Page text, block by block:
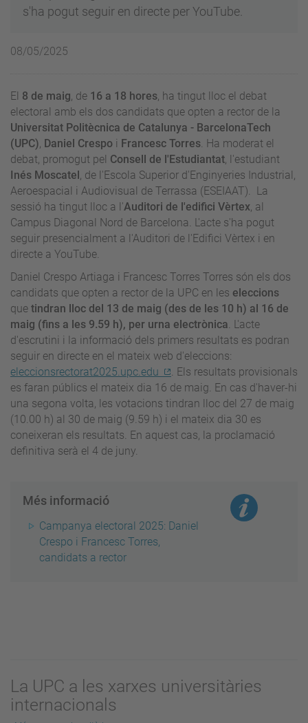
s'ha pogut seguir en directe per YouTube.
08/05/2025
El 8 de maig, de 16 a 18 hores, ha tingut lloc el debat
electoral amb els dos candidats que opten a rector de la
Universitat Politècnica de Catalunya - BarcelonaTech
(UPC), Daniel Crespo i Francesc Torres. Ha moderat el
debat, promogut pel Consell de l'Estudiantat, l'estudiant
Inés Moscatel , de l'Escola Superior d'Enginyeries Industrial,
Aeroespacial i Audiovisual de Terrassa (ESEIAAT). La
sessió ha tingut lloc a l'Auditori de l'edifici Vèrtex, al
Campus Diagonal Nord de Barcelona. L'acte s'ha pogut
seguir presencialment a l'Auditori de l'Edifici Vèrtex i en
directe a YouTube.
Daniel Crespo Artiaga i Francesc Torres Torres són els dos
candidats que opten a rector de la UPC en les eleccions
que tindran lloc del 13 de maig (des de les 10 h) al 16 de
maig (fins a les 9.59 h), per urna electrònica. L'acte
d'escrutini i la informació dels primers resultats es podran
seguir en directe en el mateix web d'eleccions:
eleccionsrectorat2025.upc.edu
. Els resultats provisionals
es faran públics el mateix dia 16 de maig. En cas d'haver-hi
una segona volta, les votacions tindran lloc del 27 de maig
(10.00 h) al 30 de maig (9.59 h) i el mateix dia 30 es
coneixeran els resultats. En aquest cas, la proclamació
definitiva serà el 4 de juny.
Més informació
Campanya electoral 2025: Daniel
Crespo i Francesc Torres,
candidats a rector
La UPC a les xarxes universitàries
internacionals